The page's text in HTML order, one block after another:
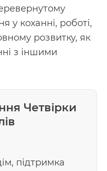
у коханні, роботі,
розвитку, як
з іншими
Четвірки
підтримка